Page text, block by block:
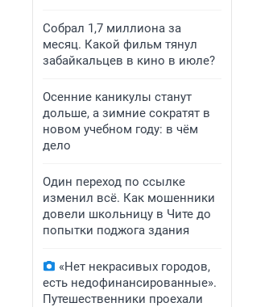
Собрал 1,7 миллиона за
месяц. Какой фильм тянул
забайкальцев в кино в июле?
Осенние каникулы станут
дольше, а зимние сократят в
новом учебном году: в чём
дело
Один переход по ссылке
изменил всё. Как мошенники
довели школьницу в Чите до
попытки поджога здания
«Нет некрасивых городов,
есть недофинансированные».
Путешественники проехали